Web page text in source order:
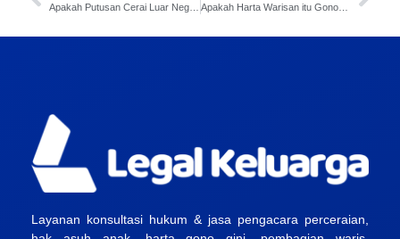
Apakah Harta Warisan itu Gono-Gini?
Layanan konsultasi hukum & jasa pengacara perceraian,